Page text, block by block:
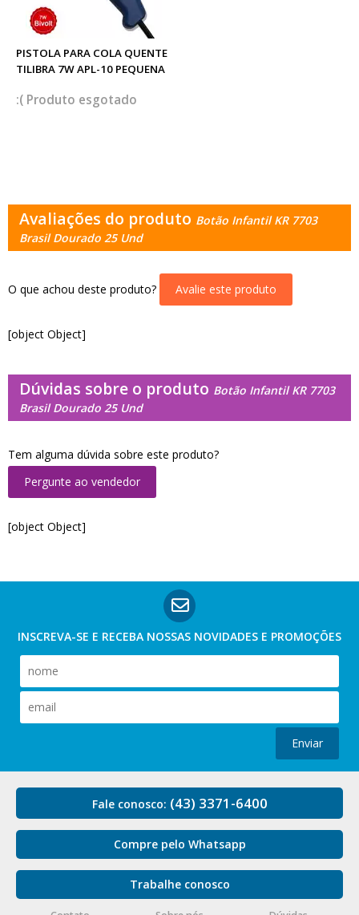
PISTOLA PARA COLA QUENTE
TILIBRA 7W APL-10 PEQUENA
esgotado
Avaliações do produto Botão Infantil KR 7703
Brasil Dourado 25 Und
O que achou deste produto? Avalie este produto
[object Object]
Dúvidas sobre o produto Botão Infantil KR 7703
Brasil Dourado 25 Und
Tem alguma dúvida sobre este produto?
Pergunte ao vendedor
[object Object]
INSCREVA-SE E RECEBA NOSSAS NOVIDADES E PROMOÇÕES
Enviar
Fale conosco: (43) 3371-6400
Compre pelo Whatsapp
Trabalhe conosco